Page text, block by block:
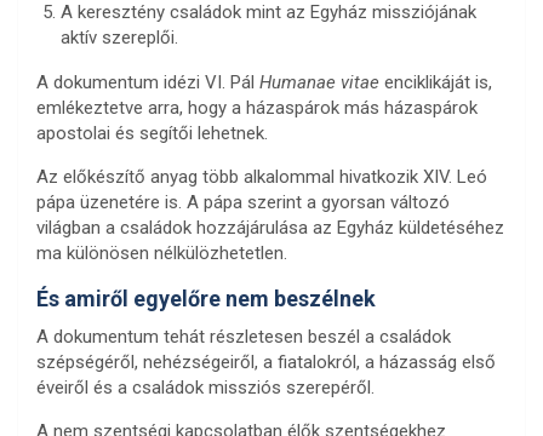
A keresztény családok mint az Egyház missziójának
aktív szereplői.
A dokumentum idézi VI. Pál Humanae vitae enciklikáját is,
emlékeztetve arra, hogy a házaspárok más házaspárok
apostolai és segítői lehetnek.
Az előkészítő anyag több alkalommal hivatkozik XIV. Leó
pápa üzenetére is. A pápa szerint a gyorsan változó
világban a családok hozzájárulása az Egyház küldetéséhez
ma különösen nélkülözhetetlen.
És amiről egyelőre nem beszélnek
A dokumentum tehát részletesen beszél a családok
szépségéről, nehézségeiről, a fiatalokról, a házasság első
éveiről és a családok missziós szerepéről.
A nem szentségi kapcsolatban élők szentségekhez